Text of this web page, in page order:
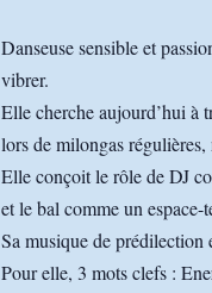
Danseuse sensible et
vibrer.
Elle cherche aujourd’hui à
lors de milongas
Elle conçoit le rôle de DJ
et le bal comme un
Sa musique de prédilection
Pour elle, 3 mots clefs :